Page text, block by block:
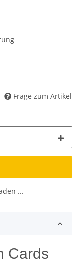
Frage zum Artikel
...
Cards